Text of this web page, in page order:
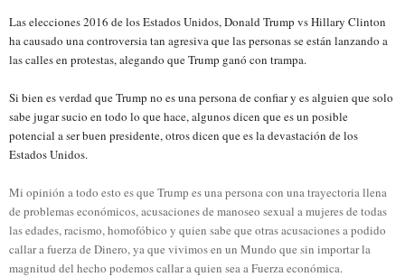
Las elecciones 2016 de los Estados Unidos, Donald Trump vs Hillary Clinton
ha causado una controversia tan agresiva que las personas se están lanzando a
las calles en protestas, alegando que Trump ganó con trampa.
Si bien es verdad que Trump no es una persona de confiar y es alguien que solo
sabe jugar sucio en todo lo que hace, algunos dicen que es un posible
potencial a ser buen presidente, otros dicen que es la devastación de los
Estados Unidos.
Mi opinión a todo esto es que Trump es una persona con una trayectoria llena
de problemas económicos, acusaciones de manoseo sexual a mujeres de todas
las edades, racismo, homofóbico y quien sabe que otras acusaciones a podido
callar a fuerza de Dinero, ya que vivimos en un Mundo que sin importar la
magnitud del hecho podemos callar a quien sea a Fuerza económica.